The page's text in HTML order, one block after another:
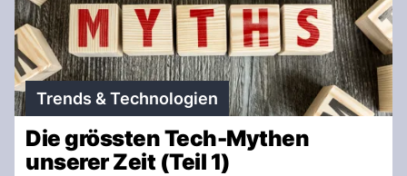
Trends & Technologien
Die grössten Tech-Mythen
unserer Zeit (Teil 1)